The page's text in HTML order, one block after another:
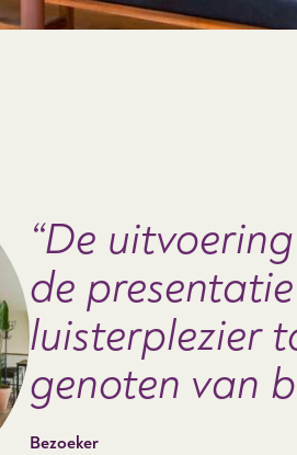
De
de
luisterplezier
genoten van
Bezoeker